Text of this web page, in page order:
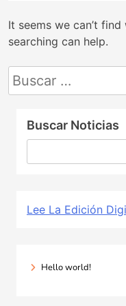
It seems we can’t
searching can help.
Buscar:
Buscar Noticias
Lee La Edición
Hello world!